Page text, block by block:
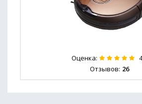
Оценка:
Отзывов: 26